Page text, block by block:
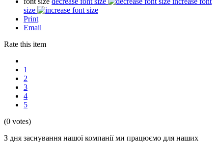
size
Print
Email
Rate this item
1
2
3
4
5
(0 votes)
З дня заснування нашої компанії ми працюємо для наших